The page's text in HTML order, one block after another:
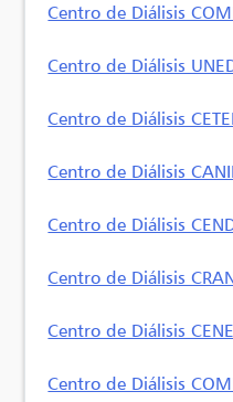
Centro de Diálisis
Centro de Diálisis
Centro de Diálisis
Centro de Diálisis
Centro de Diálisis
Centro de Diálisis
Centro de Diálisis
Centro de Diálisis